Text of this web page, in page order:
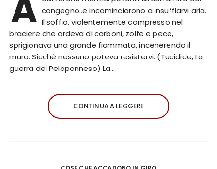
congegno..e incominciarono a insufflarvi aria.
Il soffio, violentemente compresso nel
braciere che ardeva di carboni, zolfe e pece,
sprigionava una grande fiammata, incenerendo il
muro. Sicchè nessuno poteva resistervi. (Tucidide, La
guerra del Peloponneso) La…
CONTINUA A LEGGERE